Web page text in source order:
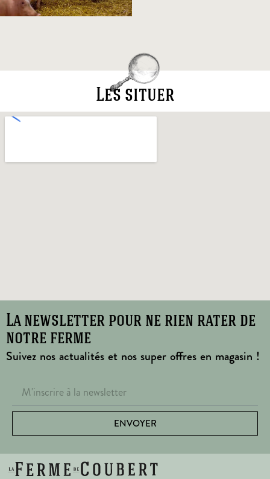
Les situer
La newsletter pour ne rien rater de
notre ferme
Suivez nos actualités et nos super offres en magasin !
ENVOYER